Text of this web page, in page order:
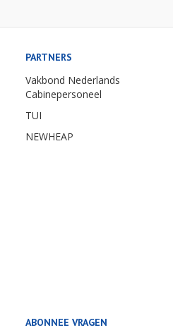
PARTNERS
Vakbond Nederlands
Cabinepersoneel
TUI
NEWHEAP
ABONNEE VRAGEN